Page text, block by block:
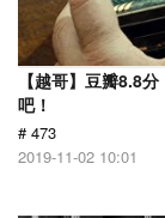
【越哥】豆瓣8.8
吧！
# 473
2019-11-02 10:01